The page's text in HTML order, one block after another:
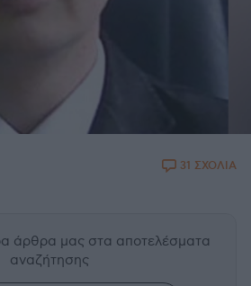
31 ΣΧΟΛΙΑ
άρθρα μας στα αποτελέσματα
αναζήτησης